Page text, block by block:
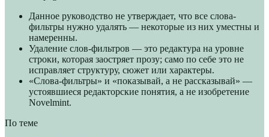
Данное руководство не утверждает, что все слова-
фильтры нужно удалять — некоторые из них уместны и
намеренны.
Удаление слов-фильтров — это редактура на уровне
строки, которая заостряет прозу; само по себе это не
исправляет структуру, сюжет или характеры.
«Слова-фильтры» и «показывай, а не рассказывай» —
устоявшиеся редакторские понятия, а не изобретение
Novelmint.
По теме